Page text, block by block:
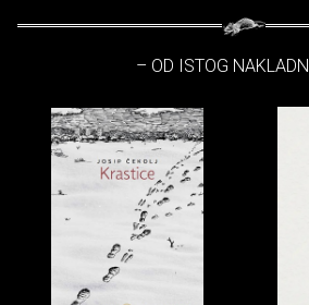
– OD ISTOG